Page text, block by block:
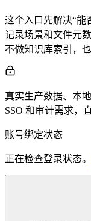
这个入口先解决“能
记录场景和文件元
不做知识库索引，
真实生产数据、本
SSO 和审计需求，
账号绑定状态
正在检查登录状态。